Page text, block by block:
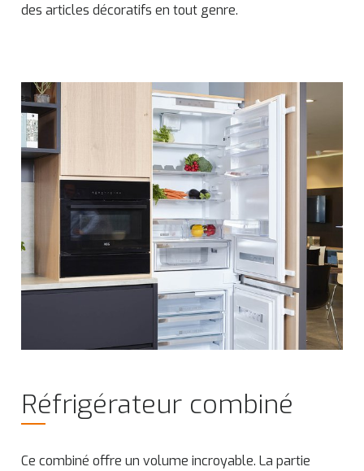
des articles décoratifs en tout genre.
Réfrigérateur combiné
Ce combiné offre un volume incroyable. La partie